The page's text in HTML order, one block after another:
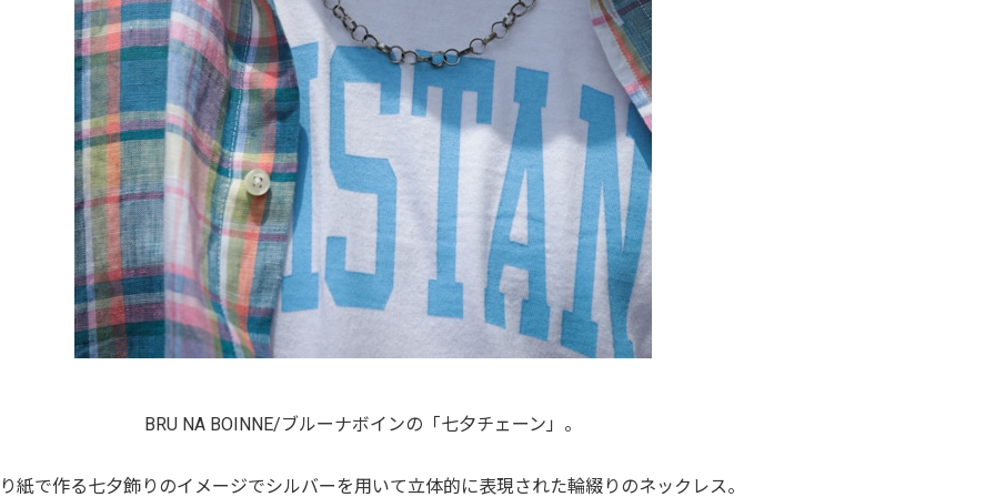
BRU NA BOINNE/ブルーナボインの「七夕チェーン」。
紙で作る七夕飾りのイメージでシルバーを用いて立体的に表現された輪綴りのネックレス。